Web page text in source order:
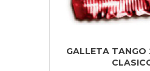
GALLETA TANGO